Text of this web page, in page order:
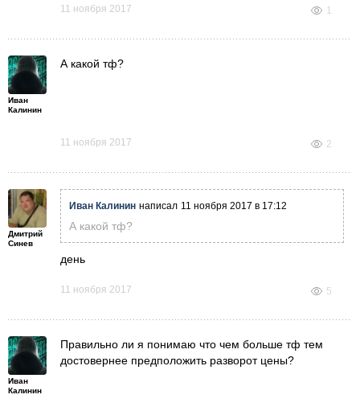
11 ноября 2017 1
Иван
Калинин
А какой тф?
11 ноября 2017 2
Дмитрий
Синев
Иван Калинин написал 11 ноября 2017 в 17:12
А какой тф?
день
11 ноября 2017 5
Иван
Калинин
Правильно ли я понимаю что чем больше тф тем
достовернее предположить разворот цены?